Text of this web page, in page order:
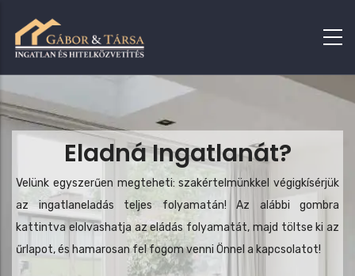
Eladná Ingatlanát?
Velünk egyszerűen megteheti: szakértelmünkkel végigkísérjük
az ingatlaneladás teljes folyamatán! Az alábbi gombra
kattintva elolvashatja az eládás folyamatát, majd töltse ki az
űrlapot, és hamarosan fel fogom venni Önnel a kapcsolatot!